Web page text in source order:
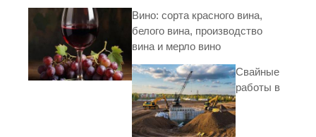
Вино: сорта красного вина,
белого вина, производство
вина и мерло вино
Свайные
работы в